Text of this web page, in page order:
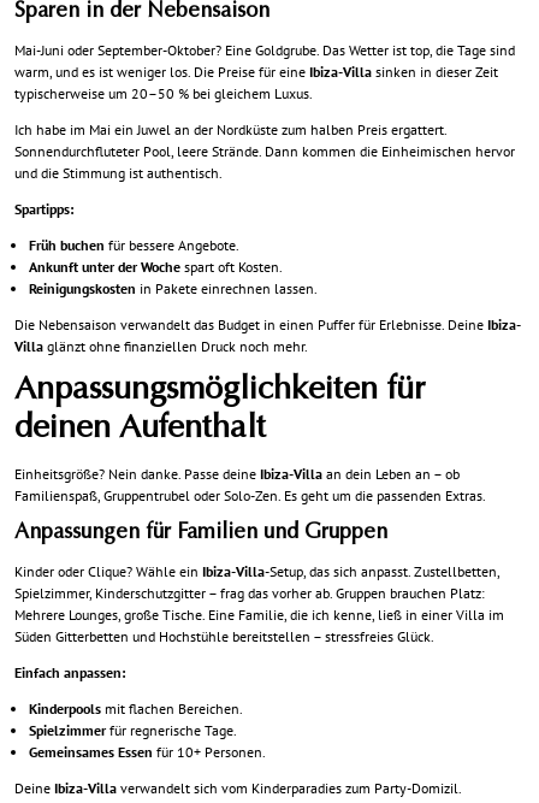
Sparen in der Nebensaison
Mai-Juni oder September-Oktober? Eine Goldgrube. Das Wetter ist top, die Tage sind
warm, und es ist weniger los. Die Preise für eine Ibiza-Villa sinken in dieser Zeit
typischerweise um 20–50 % bei gleichem Luxus.
Ich habe im Mai ein Juwel an der Nordküste zum halben Preis ergattert.
Sonnendurchfluteter Pool, leere Strände. Dann kommen die Einheimischen hervor
und die Stimmung ist authentisch.
Spartipps:
Früh buchen für bessere Angebote.
Ankunft unter der Woche spart oft Kosten.
Reinigungskosten in Pakete einrechnen lassen.
Die Nebensaison verwandelt das Budget in einen Puffer für Erlebnisse. Deine Ibiza-
Villa glänzt ohne finanziellen Druck noch mehr.
Anpassungsmöglichkeiten für
deinen Aufenthalt
Einheitsgröße? Nein danke. Passe deine Ibiza-Villa an dein Leben an – ob
Familienspaß, Gruppentrubel oder Solo-Zen. Es geht um die passenden Extras.
Anpassungen für Familien und Gruppen
Kinder oder Clique? Wähle ein Ibiza-Villa-Setup, das sich anpasst. Zustellbetten,
Spielzimmer, Kinderschutzgitter – frag das vorher ab. Gruppen brauchen Platz:
Mehrere Lounges, große Tische. Eine Familie, die ich kenne, ließ in einer Villa im
Süden Gitterbetten und Hochstühle bereitstellen – stressfreies Glück.
Einfach anpassen:
Kinderpools mit flachen Bereichen.
Spielzimmerfür regnerische Tage.
Gemeinsames Essen für 10+ Personen.
Deine Ibiza-Villa verwandelt sich vom Kinderparadies zum Party-Domizil.